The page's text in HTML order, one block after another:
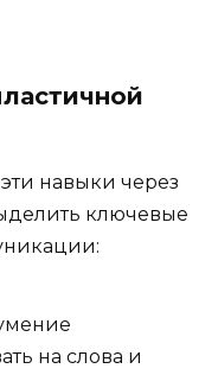
навыки через
ключевые
на слова и